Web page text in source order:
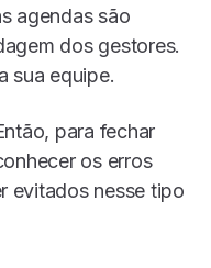
agendas são
dos gestores.
sua equipe.
para fechar
os erros
evitados nesse tipo